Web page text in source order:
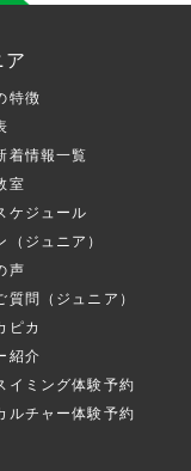
ア
特徴
着情報一覧
室
ケジュール
（ジュニア）
声
質問（ジュニア）
ピカ
紹介
イミング体験予約
ルチャー体験予約